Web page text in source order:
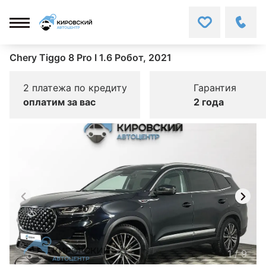
Chery Tiggo 8 Pro I 1.6 Робот, 2021
2 платежа по кредиту
оплатим за вас
Гарантия
2 года
1/9